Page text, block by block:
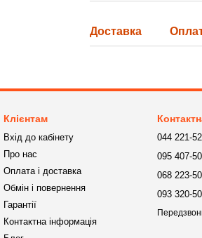
Доставка
Клієнтам
Вхід до кабінету
Про нас
Оплата і доставка
Обмін і повернення
Гарантії
Контактна інформація
044 221-
095 407-
068 223-
093 320-